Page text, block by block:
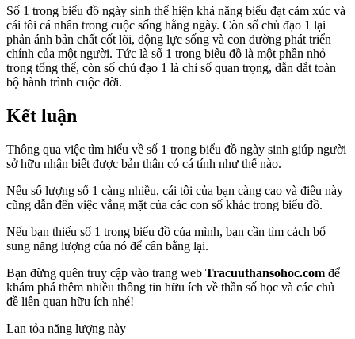
Số 1 trong biểu đồ ngày sinh thể hiện khả năng biểu đạt cảm xúc và
cái tôi cá nhân trong cuộc sống hằng ngày. Còn số chủ đạo 1 lại
phản ánh bản chất cốt lõi, động lực sống và con đường phát triển
chính của một người. Tức là số 1 trong biểu đồ là một phần nhỏ
trong tổng thể, còn số chủ đạo 1 là chỉ số quan trọng, dẫn dắt toàn
bộ hành trình cuộc đời.
Kết luận
Thông qua việc tìm hiểu về số 1 trong biểu đồ ngày sinh giúp người
sở hữu nhận biết được bản thân có cá tính như thế nào.
Nếu số lượng số 1 càng nhiều, cái tôi của bạn càng cao và điều này
cũng dẫn đến việc vắng mặt của các con số khác trong biểu đồ.
Nếu bạn thiếu số 1 trong biểu đồ của mình, bạn cần tìm cách bổ
sung năng lượng của nó để cân bằng lại.
Bạn đừng quên truy cập vào trang web Tracuuthansohoc.com để
khám phá thêm nhiều thông tin hữu ích về thần số học và các chủ
đề liên quan hữu ích nhé!
Lan tỏa năng lượng này